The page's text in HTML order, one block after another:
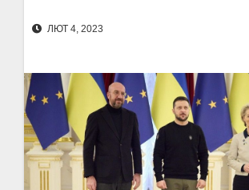
ЛЮТ 4, 2023